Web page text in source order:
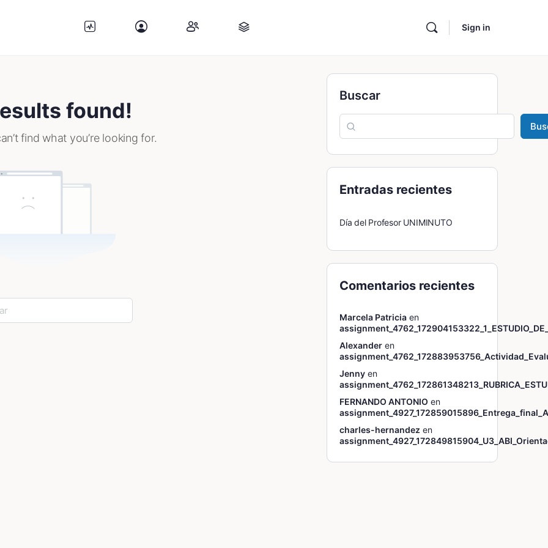
Sign in
found!
find what you’re looking for.
Buscar
Entradas recientes
Día del Profesor UNIMINUTO
Comentarios recientes
Marcela Patricia en
Alexander en
Jenny en
FERNANDO ANTONIO en
charles-hernandez en